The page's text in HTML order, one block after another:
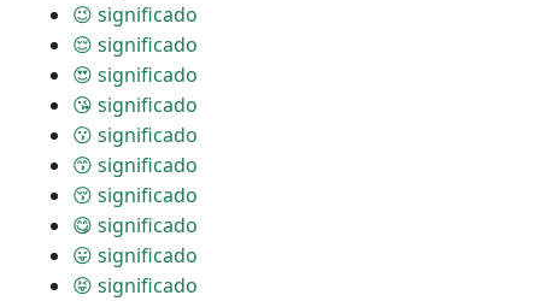
😉 significado
😌 significado
😍 significado
😘 significado
😗 significado
😙 significado
😚 significado
😋 significado
😛 significado
😝 significado